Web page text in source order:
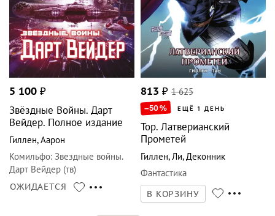
5 100 ₽
Звёздные Войны. Дарт
Вейдер. Полное издание
Гиллен,Аарон
Комильфо: Звездные войны.
Дарт Вейдер (тв)
ОЖИДАЕТСЯ
813 ₽ 1 625
–50% ЕЩЁ 1 ДЕНЬ
Тор. Латверианский
Прометей
Гиллен,Ли,Деконник
Фантастика
В КОРЗИНУ